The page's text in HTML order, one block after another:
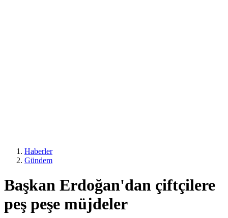
Haberler
Gündem
Başkan Erdoğan'dan çiftçilere
peş peşe müjdeler